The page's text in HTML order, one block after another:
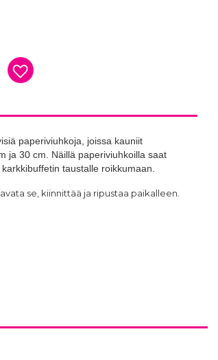
paperiviuhkoja, joissa kauniit
ja 30 cm. Näillä paperiviuhkoilla saat
taustalle roikkumaan.
se, kiinnittää ja ripustaa paikalleen.